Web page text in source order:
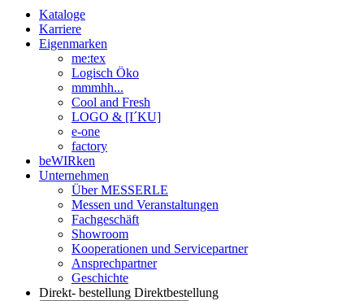
Kataloge
Karriere
Eigenmarken
me:tex
Logisch Öko
mmmhh...
Cool and Fresh
LOGO & [I´KU]
e-one
factory
beWIRken
Unternehmen
Über MESSERLE
Messen und Veranstaltungen
Fachgeschäft
Showroom
Kooperationen und Servicepartner
Ansprechpartner
Geschichte
Direkt- bestellung Direktbestellung